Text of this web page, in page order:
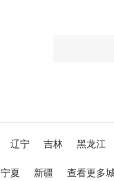
辽宁 吉林 黑龙江
宁夏 新疆 查看更多